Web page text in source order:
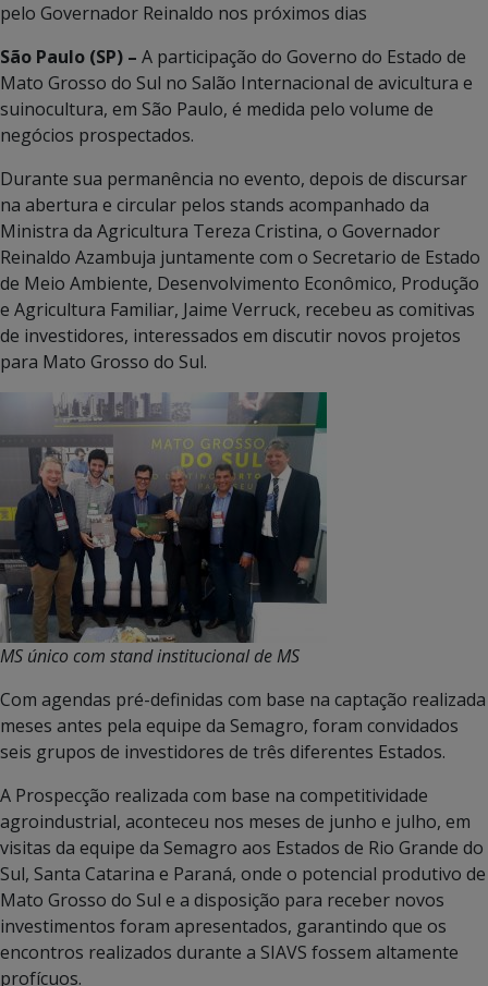
pelo Governador Reinaldo nos próximos dias
São Paulo (SP) – A participação do Governo do Estado de
Mato Grosso do Sul no Salão Internacional de avicultura e
suinocultura, em São Paulo, é medida pelo volume de
negócios prospectados.
Durante sua permanência no evento, depois de discursar
na abertura e circular pelos stands acompanhado da
Ministra da Agricultura Tereza Cristina, o Governador
Reinaldo Azambuja juntamente com o Secretario de Estado
de Meio Ambiente, Desenvolvimento Econômico, Produção
e Agricultura Familiar, Jaime Verruck, recebeu as comitivas
de investidores, interessados em discutir novos projetos
para Mato Grosso do Sul.
MS único com stand institucional de MS
Com agendas pré-definidas com base na captação realizada
meses antes pela equipe da Semagro, foram convidados
seis grupos de investidores de três diferentes Estados.
A Prospecção realizada com base na competitividade
agroindustrial, aconteceu nos meses de junho e julho, em
visitas da equipe da Semagro aos Estados de Rio Grande do
Sul, Santa Catarina e Paraná, onde o potencial produtivo de
Mato Grosso do Sul e a disposição para receber novos
investimentos foram apresentados, garantindo que os
encontros realizados durante a SIAVS fossem altamente
profícuos.